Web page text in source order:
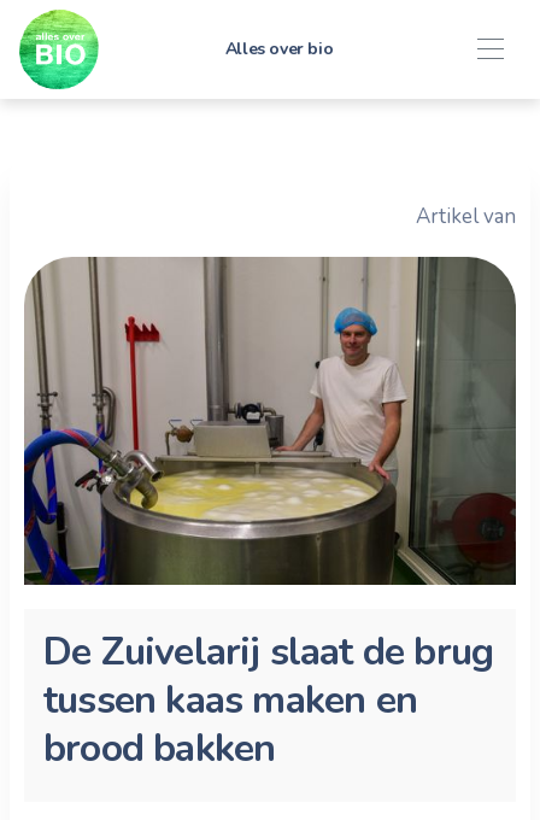
Alles over bio
Artikel van
De Zuivelarij slaat de brug
tussen kaas maken en
brood bakken